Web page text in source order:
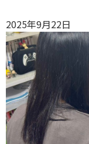
2025年9月22日